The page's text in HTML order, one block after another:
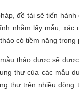
đề tài sẽ tiến
nhằm lấy mẫu, xác
có tiềm năng trong
thảo dược sẽ
thư của các mẫu
thư trên nhiều dòng